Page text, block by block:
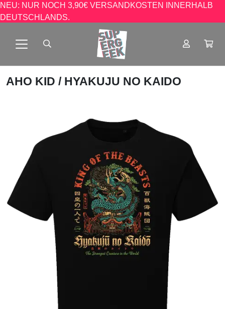
NEU: NUR NOCH 3,90€ VERSANDKOSTEN INNERHALB
DEUTSCHLANDS.
AHO KID / HYAKUJU NO KAIDO